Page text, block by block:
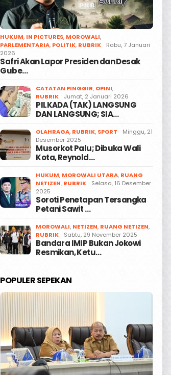
HUKUM, IN PICTURES, MOROWALI,
PARLEMENTARIA, POLITIK, RUBRIK
Rabu, 7 Januari
2026
Safri Akan Lapor Presiden dan Desak
Gube…
CATATAN PINGGIR, OPINI,
RUBRIK
Jumat, 2 Januari 2026
PILKADA (TAK) LANGSUNG
DAN LANGSUNG; SIA…
OLAHRAGA, RUBRIK, SPORT
Minggu, 21
Desember 2025
Musorkot Palu; Dibuka Wali
Kota, Reynold…
HUKUM, MOROWALI UTARA, RUANG
NETIZEN, RUBRIK
Selasa, 16 Desember
2025
Soroti Penetapan Tersangka
Petani Sawit …
MOROWALI, NETIZEN, RUANG NETIZEN,
RUBRIK
Sabtu, 29 November 2025
Bandara IMIP Bukan Jokowi
Resmikan, Ketu…
POPULER SEPEKAN